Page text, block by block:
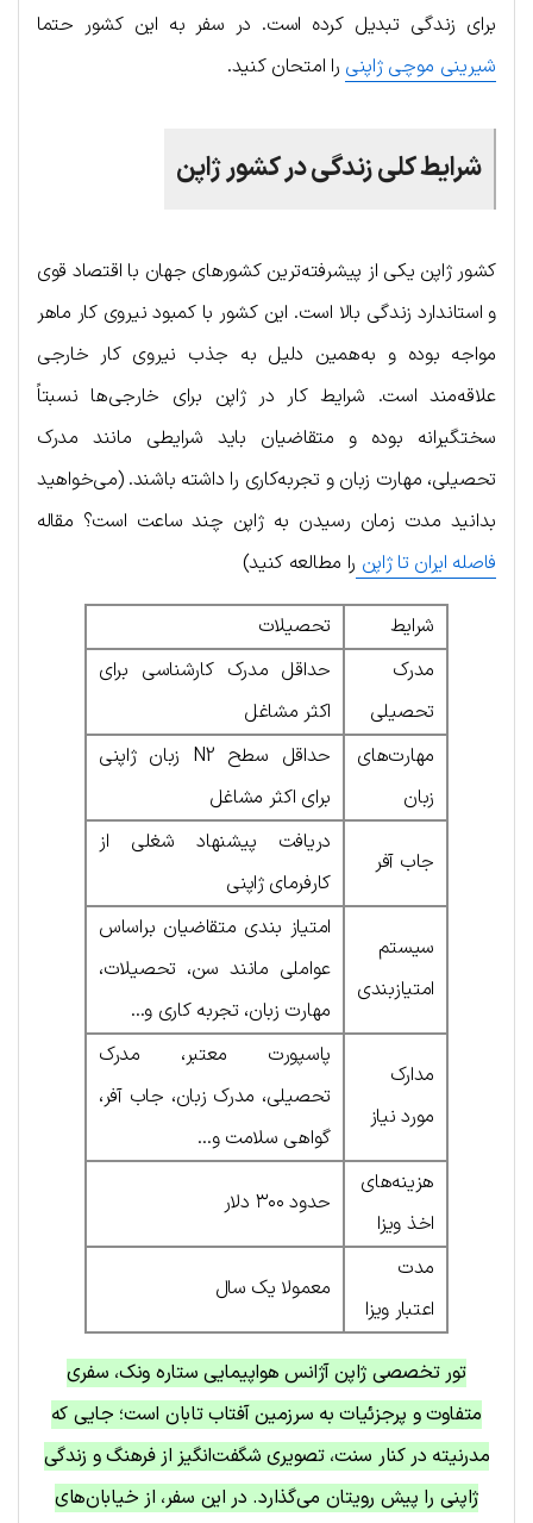
برای زندگی تبدیل کرده است. در سفر به این کشور حتما
شیرینی موچی ژاپنی را امتحان کنید.
شرایط کلی زندگی در کشور ژاپن
کشور ژاپن یکی از پیشرفته‌ترین کشورهای جهان با اقتصاد قوی
و استاندارد زندگی بالا است. این کشور با کمبود نیروی کار ماهر
مواجه بوده و به‌همین دلیل به جذب نیروی کار خارجی
علاقه‌مند است. شرایط کار در ژاپن برای خارجی‌ها نسبتاً
سختگیرانه بوده و متقاضیان باید شرایطی مانند مدرک
تحصیلی، مهارت زبان و تجربه‌کاری را داشته باشند. (می‌خواهید
بدانید مدت زمان رسیدن به ژاپن چند ساعت است؟ مقاله
فاصله ایران تا ژاپن را مطالعه کنید)
شرایط
تحصیلات
مدرک
تحصیلی
حداقل مدرک کارشناسی برای
اکثر مشاغل
مهارت‌های
زبان
حداقل سطح N2 زبان ژاپنی
برای اکثر مشاغل
جاب آفر
دریافت پیشنهاد شغلی از
کارفرمای ژاپنی
سیستم
امتیاز‌بندی
امتیاز بندی متقاضیان براساس
عواملی مانند سن، تحصیلات،
مهارت زبان، تجربه کاری و…
مدارک
مورد نیاز
پاسپورت معتبر، مدرک
تحصیلی، مدرک زبان، جاب آفر،
گواهی سلامت و…
هزینه‌های
اخذ ویزا
حدود ۳۰۰ دلار
مدت
اعتبار ویزا
معمولا یک سال
تور تخصصی ژاپن آژانس هواپیمایی ستاره ونک، سفری
متفاوت و پرجزئیات به سرزمین آفتاب تابان است؛ جایی که
مدرنیته در کنار سنت، تصویری شگفت‌انگیز از فرهنگ و زندگی
ژاپنی را پیش رویتان می‌گذارد. در این سفر، از خیابان‌های